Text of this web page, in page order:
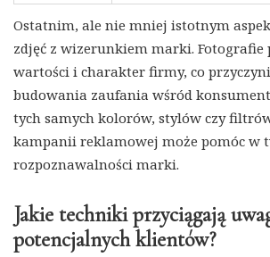
Ostatnim, ale nie mniej istotnym
zdjęć z wizerunkiem marki. Fotografie
wartości i charakter firmy, co
budowania zaufania wśród
tych samych kolorów, stylów czy
kampanii reklamowej może pomóc w
rozpoznawalności marki.
Jakie techniki przyciągają
potencjalnych klientów?